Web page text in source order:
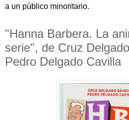
a un público minoritario.
"Hanna Barbera. La
serie", de Cruz
Pedro Delgado Cavilla